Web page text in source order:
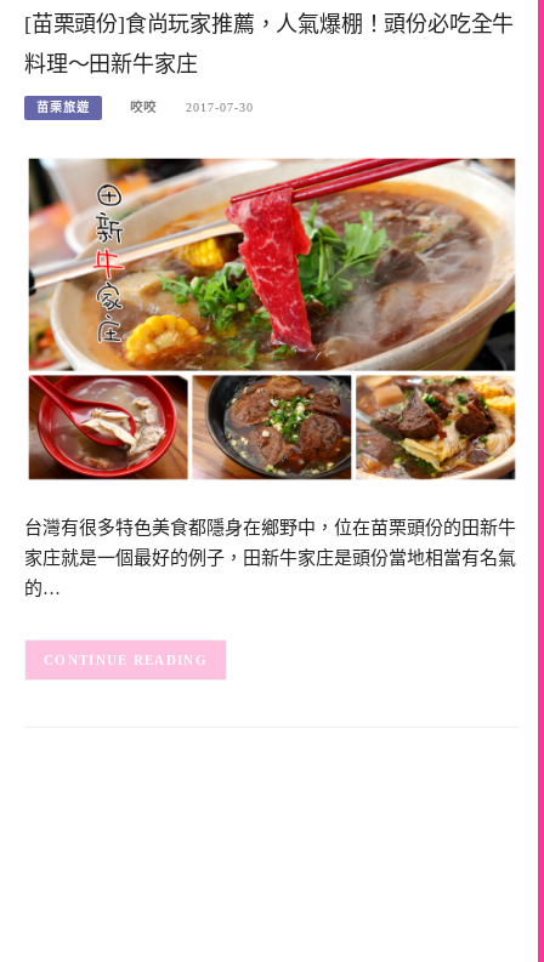
[苗栗頭份]食尚玩家推薦，人氣爆棚！頭份必吃全牛
料理～田新牛家庄
苗栗旅遊 咬咬 2017-07-30
台灣有很多特色美食都隱身在鄉野中，位在苗栗頭份的田新牛
家庄就是一個最好的例子，田新牛家庄是頭份當地相當有名氣
的…
CONTINUE READING